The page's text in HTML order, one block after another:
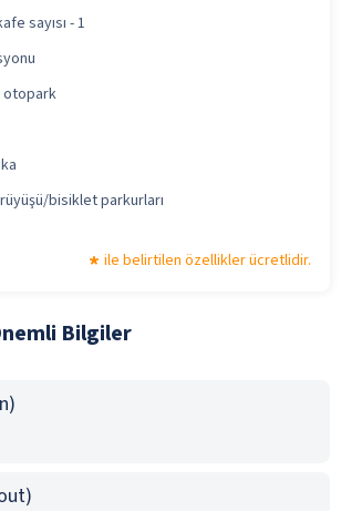
sayısı - 1
otopark
bisiklet parkurları
ile belirtilen özellikler ücretlidir.
Bilgiler